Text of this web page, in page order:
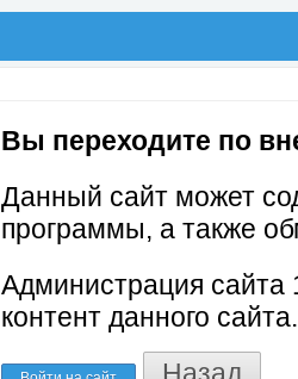
Вы переходите по
Данный сайт может
программы, а также
Администрация сайта
контент данного сайта.